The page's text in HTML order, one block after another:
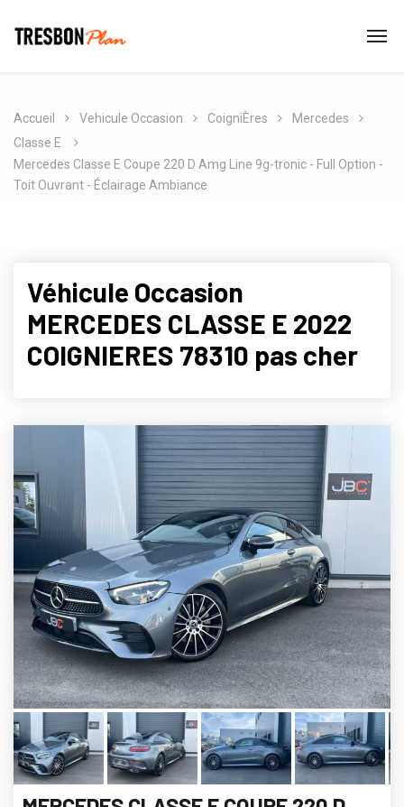
Accueil Vehicule Occasion CoigniÈres
Mercedes
Classe E
Mercedes Classe E Coupe 220 D Amg Line 9g-tronic - Full Option -
Toit Ouvrant - Éclairage Ambiance
Véhicule Occasion
MERCEDES CLASSE E 2022
COIGNIERES 78310 pas cher